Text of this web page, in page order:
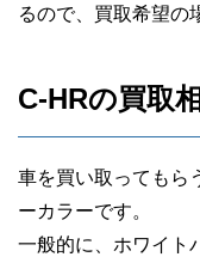
るので、買取希望の
C-HRの買取
車を買い取ってもら
ーカラーです。
一般的に、ホワイト